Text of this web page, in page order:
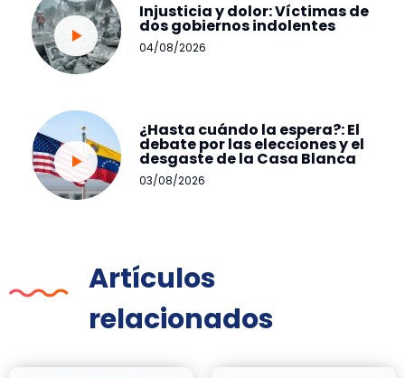
Injusticia y dolor: Víctimas de
dos gobiernos indolentes
04/08/2026
¿Hasta cuándo la espera?: El
debate por las elecciones y el
desgaste de la Casa Blanca
03/08/2026
Artículos
relacionados